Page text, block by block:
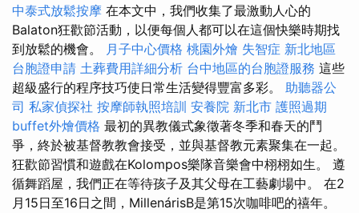
中泰式放鬆按摩 在本文中，我們收集了最激動人心的
Balaton狂歡節活動，以便每個人都可以在這個快樂時期找
到放鬆的機會。 月子中心價格 桃園外燴 失智症 新北地區
台胞證申請 土葬費用詳細分析 台中地區的台胞證服務 這些
超級盛行的程序技巧使日常生活變得豐富多彩。 助聽器公
司 私家偵探社 按摩師執照培訓 安養院 新北市 護照過期
buffet外燴價格 最初的異教儀式象徵著冬季和春天的鬥
爭，終於被基督教教會接受，並與基督教元素聚集在一起。
狂歡節習慣和遊戲在Kolompos樂隊音樂會中栩栩如生。 遵
循舞蹈屋，我們正在等待孩子及其父母在工藝劇場中。 在2
月15日至16日之間，MillenárisB是第15次咖啡吧的禧年。